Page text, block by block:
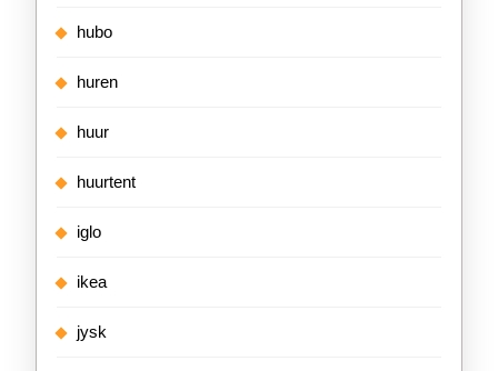
hubo
huren
huur
huurtent
iglo
ikea
jysk